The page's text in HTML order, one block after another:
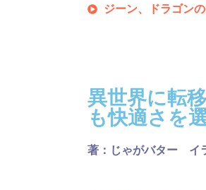
ジーン、ドラゴン
異世界に転
も快適さを
著：じゃがバター イ